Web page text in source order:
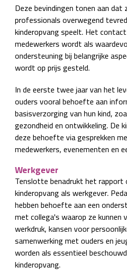
Deze bevindingen tonen aan dat
professionals overwegend
kinderopvang speelt. Het
medewerkers wordt als
ondersteuning bij belangrijke
wordt op prijs gesteld.
In de eerste twee jaar van het
ouders vooral behoefte aan
basisverzorging van hun kind,
gezondheid en ontwikkeling. De
deze behoefte via gesprekken
medewerkers, evenementen en
Werkgever
Tenslotte benadrukt het rapport
kinderopvang als werkgever.
hebben behoefte aan een
met collega's waarop ze kunnen
werkdruk, kansen voor
samenwerking met ouders en
worden als essentieel
kinderopvang.